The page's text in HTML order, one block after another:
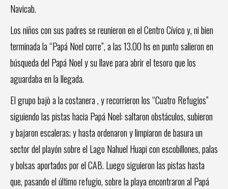
Navicab.
Los niños con sus padres se reunieron en el Centro Cívico y, ni bien
terminada la “Papá Noel corre”, a las 13.00 hs en punto salieron en
búsqueda del Papá Noel y su llave para abrir el tesoro que los
aguardaba en la llegada.
El grupo bajò a la costanera , y recorrieron los “Cuatro Refugios”
siguiendo las pistas hacia Papá Noel: saltaron obstáculos, subieron
y bajaron escaleras; y hasta ordenaron y limpiaron de basura un
sector del playón sobre el Lago Nahuel Huapi con escobillones, palas
y bolsas aportados por el CAB. Luego siguieron las pistas hasta
que, pasando el último refugio, sobre la playa encontraron al Papá